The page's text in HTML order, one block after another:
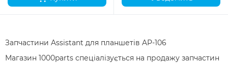
Запчастини Assistant для планшетів AP-106
Магазин 1000parts спеціалізується на продажу запчастин